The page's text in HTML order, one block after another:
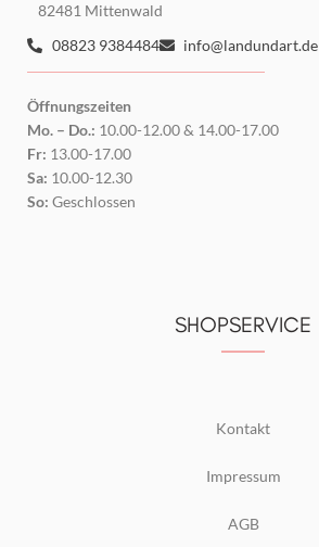
82481 Mittenwald
08823 9384484
info@landundart.de
Öffnungszeiten
Mo. – Do.: 10.00-12.00 & 14.00-17.00
Fr: 13.00-17.00
Sa: 10.00-12.30
So: Geschlossen
SHOPSERVICE
Kontakt
Impressum
AGB